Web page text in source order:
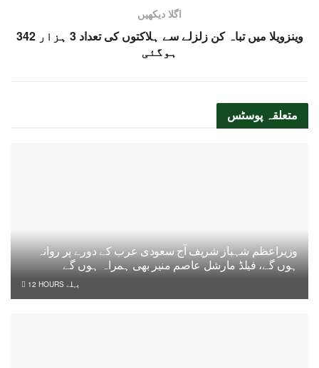
اگلا دیکھیں
وینزویلا میں تباہ کن زلزلے سے ہلاکتوں کی تعداد 3 ہزار 342
ہوگئی
متعلقہ پوسٹس
وزیراعظم شہباز شریف آج سعودی عرب کے دورے پر روانہ
ہوں گے، فیلڈ مارشل عاصم منیر بھی ہمراہ ہوں گے
12 HOURS پہلے